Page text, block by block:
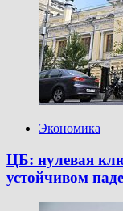
Экономика
ЦБ: нулевая
устойчивом